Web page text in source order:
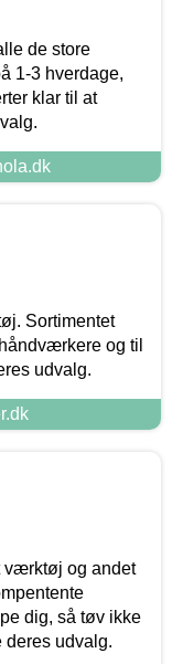
de store
1-3 hverdage,
klar til at
Sortimentet
og til
udvalg.
værktøj og andet
dig, så tøv ikke
deres udvalg.